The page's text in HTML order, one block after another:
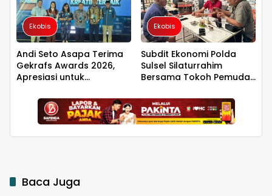
Ekobis
Andi Seto Asapa Terima
Gekrafs Awards 2026,
Apresiasi untuk
Kreatif
Ekobis
Subdit Ekonomi Polda
Sulsel Silaturrahim
Bersama Tokoh Pemuda
Permasalahan
Pembangunan YON TP
Baca Juga